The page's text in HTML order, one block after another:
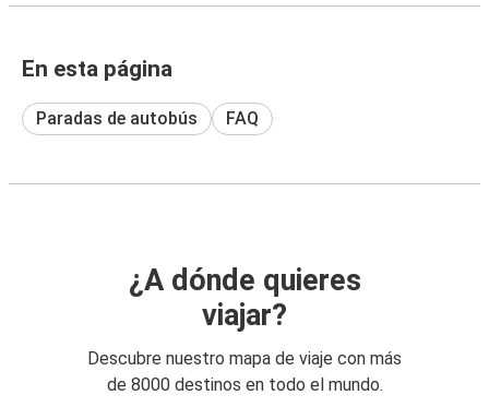
En esta página
Paradas de autobús FAQ
¿A dónde quieres
viajar?
Descubre nuestro mapa de viaje con más
de 8000 destinos en todo el mundo.